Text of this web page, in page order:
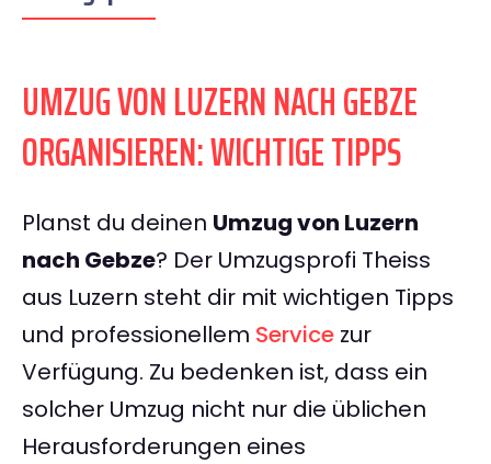
UMZUG VON LUZERN NACH GEBZE
ORGANISIEREN: WICHTIGE TIPPS
Planst du deinen Umzug von Luzern
nach Gebze? Der Umzugsprofi Theiss
aus Luzern steht dir mit wichtigen Tipps
und professionellem Service zur
Verfügung. Zu bedenken ist, dass ein
solcher Umzug nicht nur die üblichen
Herausforderungen eines